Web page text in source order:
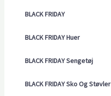
BLACK FRIDAY
BLACK FRIDAY Huer
BLACK FRIDAY Sengetøj
BLACK FRIDAY Sko Og Støvler